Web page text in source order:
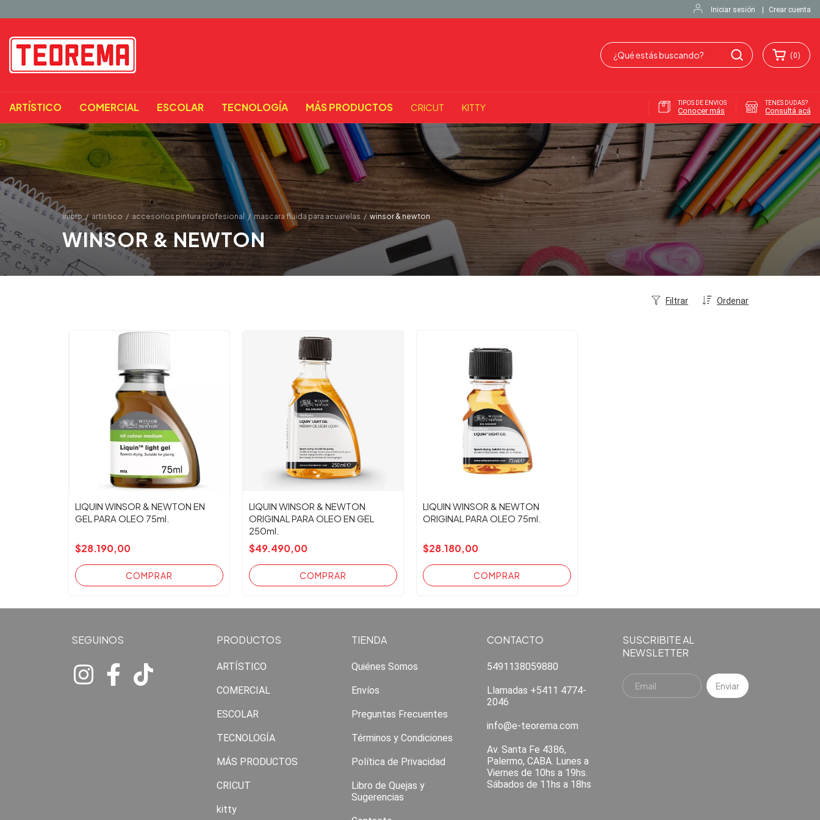
Iniciar sesión Crear cuenta
(0)
ARTÍSTICO COMERCIAL ESCOLAR TECNOLOGÍA MÁS PRODUCTOS CRICUT KITTY TIPOS DE ENVIOS
Conocer más
TENES DUDAS?
Consultá acá
inicio / artistico / accesorios pintura profesional / mascara fluida para acuarelas / winsor & newton
WINSOR & NEWTON
Ordenar
Filtrar
LIQUIN WINSOR & NEWTON EN
GEL PARA OLEO 75ml.
$28.190,00
LIQUIN WINSOR & NEWTON
ORIGINAL PARA OLEO EN GEL
250ml.
$49.490,00
LIQUIN WINSOR & NEWTON
ORIGINAL PARA OLEO 75ml.
$28.180,00
SEGUINOS PRODUCTOS
ARTÍSTICO
COMERCIAL
ESCOLAR
TECNOLOGÍA
MÁS PRODUCTOS
CRICUT
kitty
TIENDA
Quiénes Somos
Envíos
Preguntas Frecuentes
Términos y Condiciones
Política de Privacidad
Libro de Quejas y
Sugerencias
CONTACTO
5491138059880
Llamadas +5411 4774-
2046
info@e-teorema.com
Av. Santa Fe 4386,
Palermo, CABA. Lunes a
Viernes de 10hs a 19hs.
Sábados de 11hs a 18hs
SUSCRIBITE AL
NEWSLETTER